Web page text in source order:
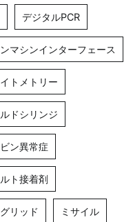
デジタルPCR
マシンインターフェース
トメトリー
ドシリンジ
ン異常症
ト接着剤
リッド ミサイル